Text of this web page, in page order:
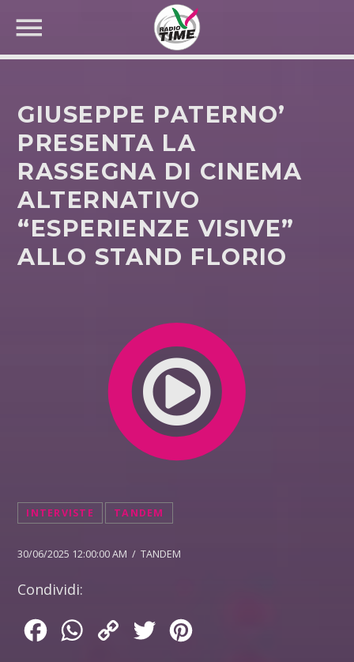
CERCA NEL SITO WEB:
GIUSEPPE PATERNO’
PRESENTA LA
RASSEGNA DI CINEMA
ALTERNATIVO
“ESPERIENZE VISIVE”
ALLO STAND FLORIO
INTERVISTE TANDEM
30/06/2025 12:00:00 AM / TANDEM
Condividi:
FacebookWhatsApp
Copy
Twitter